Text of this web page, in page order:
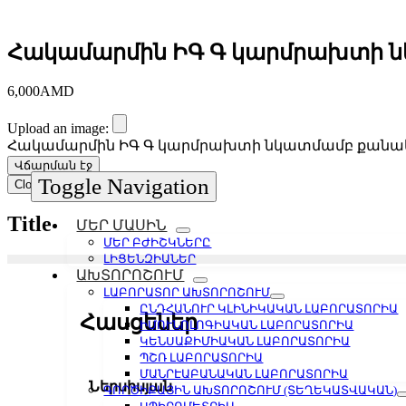
Toggle Navigation
ՄԵՐ ՄԱՍԻՆ
ՄԵՐ ԲԺԻՇԿՆԵՐԸ
ԼԻՑԵՆԶԻԱՆԵՐ
ԱԽՏՈՐՈՇՈՒՄ
ԼԱԲՈՐԱՏՈՐ ԱԽՏՈՐՈՇՈՒՄ
ԸՆԴՀԱՆՈՒՐ ԿԼԻՆԻԿԱԿԱՆ ԼԱԲՈՐԱՏՈՐԻԱ
ԻՄՈՒՆՈԼՈԳԻԱԿԱՆ ԼԱԲՈՐԱՏՈՐԻԱ
ԿԵՆՍԱՔԻՄԻԱԿԱՆ ԼԱԲՈՐԱՏՈՐԻԱ
ՊՇՌ ԼԱԲՈՐԱՏՈՐԻԱ
ՄԱՆՐԷԱԲԱՆԱԿԱՆ ԼԱԲՈՐԱՏՈՐԻԱ
ԳՈՐԾԻՔԱՅԻՆ ԱԽՏՈՐՈՇՈՒՄ (ՏԵՂԵԿԱՏՎԱԿԱՆ)
Հակամարմին ԻԳ Գ կարմրախտի
6,000AMD
Upload an image:
Հակամարմին ԻԳ Գ կարմրախտի նկատմամբ
Վճարման էջ
Close product quick view×
Title
Հասցեներ
Ներսիսյան